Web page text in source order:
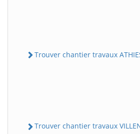
Trouver chantier travaux
Trouver chantier travaux